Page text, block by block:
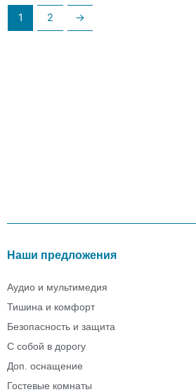
1 2 →
Наши предложения
Аудио и мультимедия
Тишина и комфорт
Безопасность и защита
С собой в дорогу
Доп. оснащение
Гостевые комнаты